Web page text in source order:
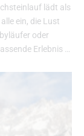
lädt als
ein, die Lust
oder
Erlebnis …